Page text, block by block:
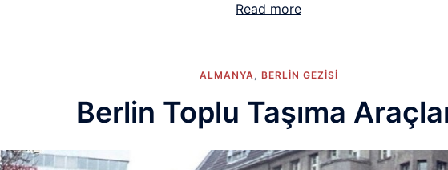
Read more
ALMANYA, BERLIN GEZISI
Berlin Toplu Taşıma